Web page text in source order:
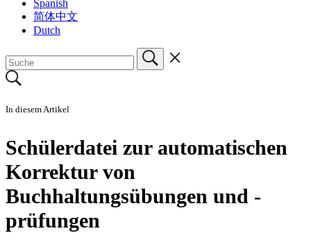
Spanish
简体中文
Dutch
In diesem Artikel
Schülerdatei zur automatischen
Korrektur von
Buchhaltungsübungen und -
prüfungen